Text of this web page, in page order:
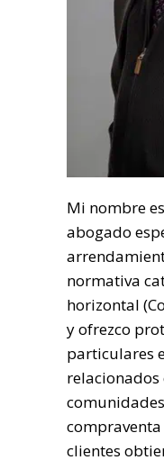
Mi nombre
abogado
normativa
horizontal
y ofrezco
particulares
clientes